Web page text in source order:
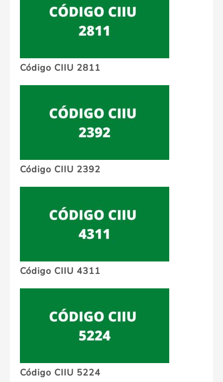
Código CIIU 2811
Código CIIU 2392
Código CIIU 4311
Código CIIU 5224